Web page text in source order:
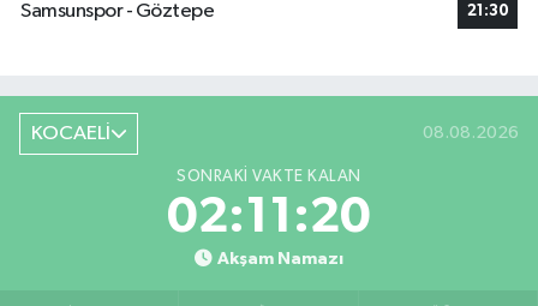
Samsunspor - Göztepe
21:30
KOCAELİ 08.08.2026
SONRAKI VAKTE KALAN
02:11:20
Akşam Namazı